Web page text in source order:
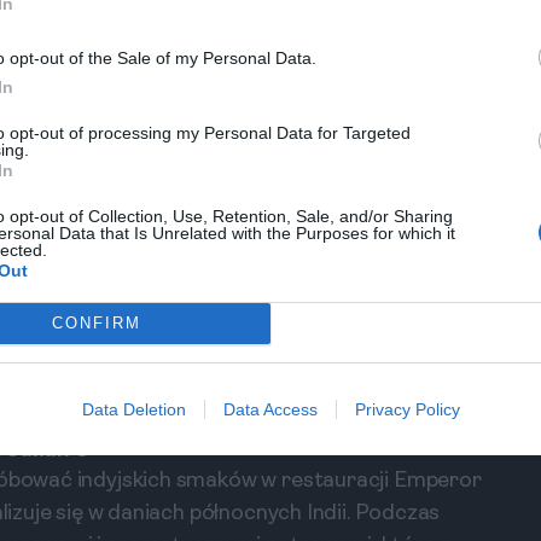
opt-out of the Sale of my Personal Data.
opt-out of processing my Personal Data for Targeted
opt-out of Collection, Use, Retention, Sale, and/or Sharing
Data that Is Unrelated with the Purposes for which it
CONFIRM
Data Deletion Data Access Privacy Policy
swoją prostotą. Godne uwagi są śledzie,
dla tych, którzy pragną spróbować czegoś
zabraknąć w Greckiej Taverne, z widokiem
souvlaki i sałatki greckie, które są świeże i
doskonałe do delektowania się podczas
doskonałego gelato w RivaReno. To ulubione
i niezwykłych smaków, jak np. orzech
spróbować różnych kombinacji, bowiem
co sezon.
Julian's
indyjskich smaków w restauracji Emperor
się w daniach północnych Indii. Podczas